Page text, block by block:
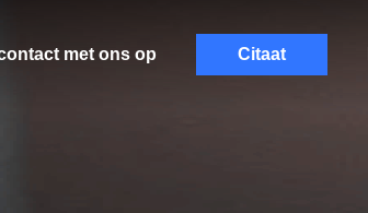
met ons op Citaat